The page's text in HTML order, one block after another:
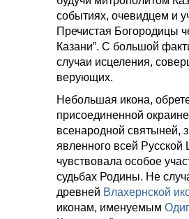
событиях, очевидцем и
Пречистая Богородицы
Казани”. С большой
случаи исцеления,
верующих.
Небольшая икона,
присоединенной
всенародной святыней,
явленного всей
чувствовала особое
судьбах Родины. Не
древней Влахернской
иконам, именуемым